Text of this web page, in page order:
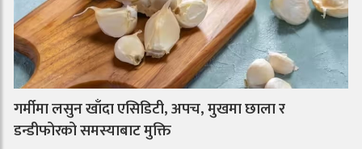
गर्मीमा लसुन खाँदा एसिडिटी, अपच, मुखमा छाला र
डन्डीफोरको समस्याबाट मुक्ति